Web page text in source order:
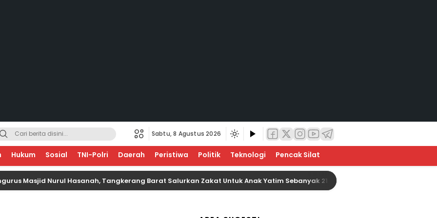
Sabtu, 8 Agustus 2026
Hukum Sosial TNI-Polri Daerah Peristiwa Politik Teknologi Pencak Silat
Nurul Hasanah, Tangkerang Barat Salurkan Zakat Untuk Anak Yatim Sebanyak 21 Orang